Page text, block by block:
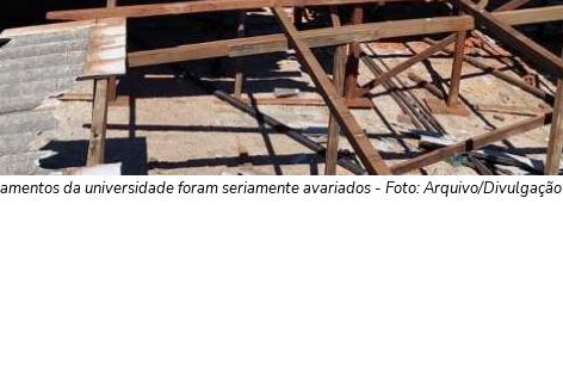
da universidade foram seriamente avariados - Foto: Arquivo/Divulgação